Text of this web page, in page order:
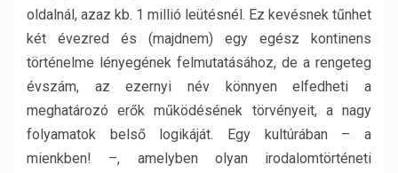
oldalnál, azaz kb. 1 millió leütésnél. Ez kevésnek tűnhet
két évezred és (majdnem) egy egész kontinens
történelme lényegének felmutatásához, de a rengeteg
évszám, az ezernyi név könnyen elfedheti a
meghatározó erők működésének törvényeit, a nagy
folyamatok belső logikáját. Egy kultúrában – a
mienkben! –, amelyben olyan irodalomtörténeti